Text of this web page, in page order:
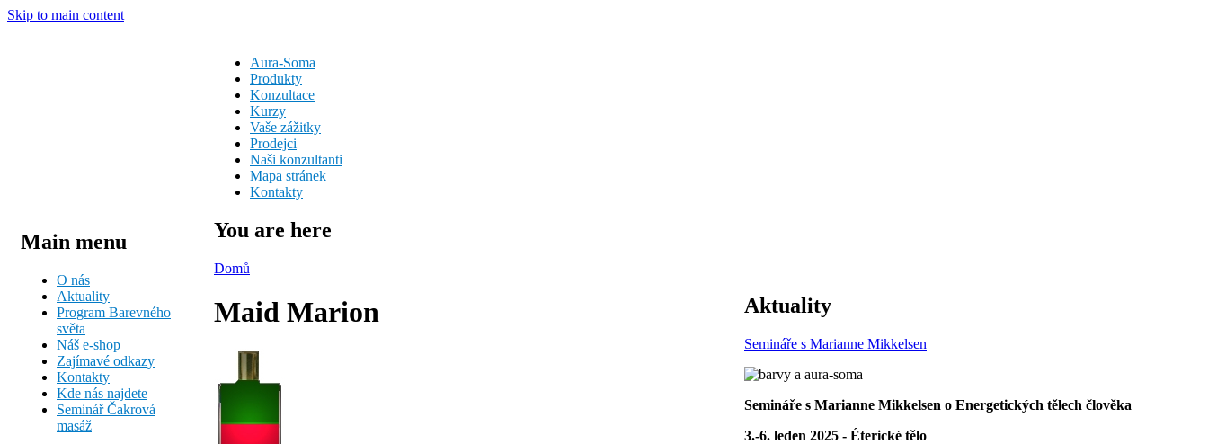
Skip to main content
Main menu
O nás
Aktuality
Program Barevného
světa
Náš e-shop
Zajímavé odkazy
Kontakty
Kde nás najdete
Seminář Čakrová
masáž
Aura-Soma
Produkty
Konzultace
Kurzy
Vaše zážitky
Prodejci
Naši konzultanti
Mapa stránek
Kontakty
You are here
Domů
Maid Marion Aktuality
Semináře s Marianne Mikkelsen
Semináře s Marianne Mikkelsen o Energetických tělech člověka
3.-6. leden 2025 - Éterické tělo